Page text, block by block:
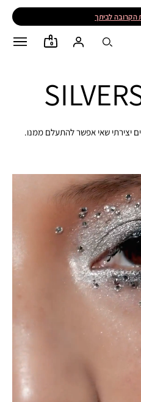
הקרובה לביתך
0
יצירתי שאי אפשר להתעלם ממנו.